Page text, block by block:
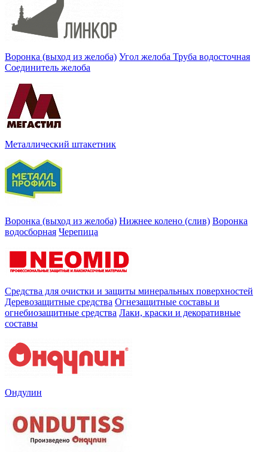
Воронка (выход из желоба) Угол желоба Труба водосточная
Соединитель желоба
Металлический штакетник
Воронка (выход из желоба) Нижнее колено (слив) Воронка
водосборная Черепица
Средства для очистки и защиты минеральных поверхностей
Деревозащитные средства Огнезащитные составы и
огнебиозащитные средства Лаки, краски и декоративные
составы
Ондулин